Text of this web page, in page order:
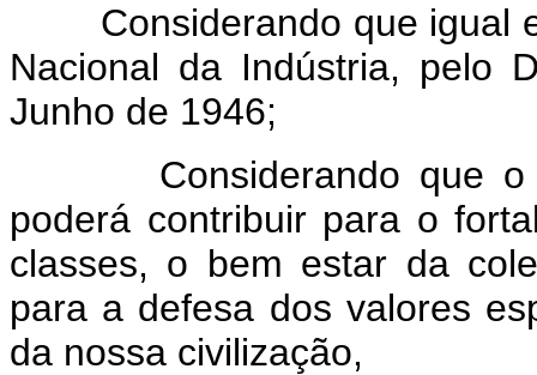
Considerando que igual
Nacional da Indústria, pelo
Junho de 1946;
Considerando que o
poderá contribuir para o
classes, o bem estar da
para a defesa dos valores
da nossa civilização,